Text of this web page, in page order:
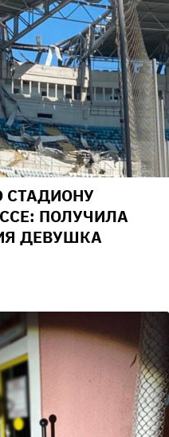
СТАДИОНУ
ПОЛУЧИЛА
ДЕВУШКА